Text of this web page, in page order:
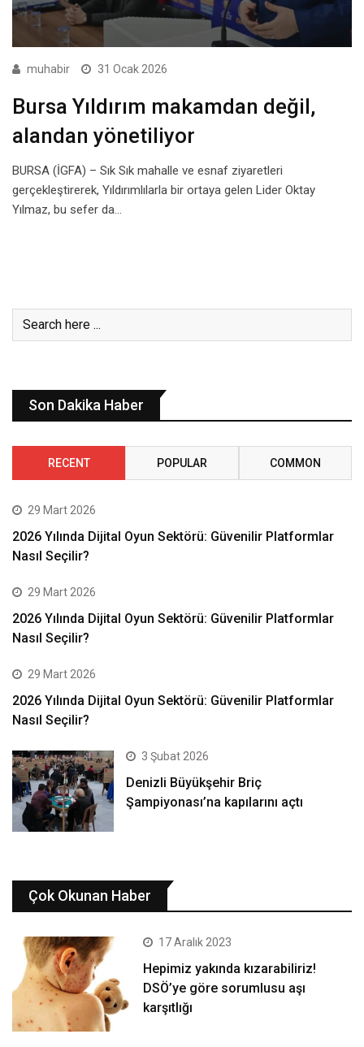
muhabir 31 Ocak 2026
Bursa Yıldırım makamdan değil,
alandan yönetiliyor
BURSA (İGFA) – Sık Sık mahalle ve esnaf ziyaretleri
gerçekleştirerek, Yıldırımlılarla bir ortaya gelen Lider Oktay
Yılmaz, bu sefer da…
Son Dakika Haber
RECENT POPULAR COMMON
29 Mart 2026
2026 Yılında Dijital Oyun Sektörü: Güvenilir Platformlar
Nasıl Seçilir?
29 Mart 2026
2026 Yılında Dijital Oyun Sektörü: Güvenilir Platformlar
Nasıl Seçilir?
29 Mart 2026
2026 Yılında Dijital Oyun Sektörü: Güvenilir Platformlar
Nasıl Seçilir?
3 Şubat 2026
Denizli Büyükşehir Briç
Şampiyonası’na kapılarını açtı
Çok Okunan Haber
17 Aralık 2023
Hepimiz yakında kızarabiliriz!
DSÖ’ye göre sorumlusu aşı
karşıtlığı